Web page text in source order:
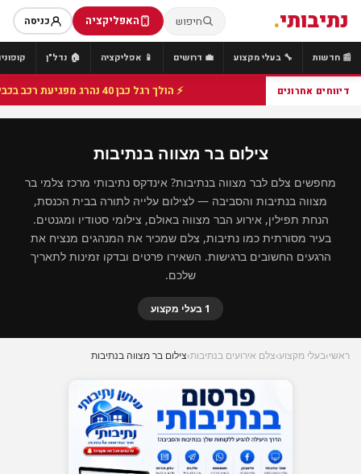
נתיבותי. חיפוש האפליקציה כניסה
📰 חדשות 🔧 בעלי מקצוע 💼 דרושים 📱 אפליקציה 🏠 נדל"ן
דיווחים אחרונים ⚡ הולך רגל כבן 40 נהרג מפגיעת רכב בכביש 25 סמוך לצומת הנשיא, מתנדבי זק"א פועלו בזירה
צילום בר מצווה בנתיבות
מחפשים צלם לבר מצווה בנתיבות? אינדקס נתיבותי מרכז צלמי בר
מצווה בנתיבות והסביבה — לצילום עלייה לתורה בבית הכנסת,
הנחת תפילין, אירוע הבר מצווה באולם, צילומי סטודיו ומגנטים.
בעיר מסורתית כמו נתיבות, צלם שמכיר את המנהגים מנציח את
הרגעים החשובים ברגישות. השאירו פרטים ובדקו זמינות לתאריך
שלכם.
1 בעלי מקצוע
ראשי›בעלי מקצוע›צלם אירועים בנתיבות›צילום בר מצווה בנתיבות